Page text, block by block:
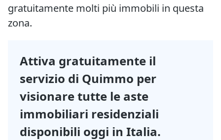
gratuitamente molti più immobili in questa
zona.
Attiva gratuitamente il
servizio di Quimmo per
visionare tutte le aste
immobiliari residenziali
disponibili oggi in Italia.